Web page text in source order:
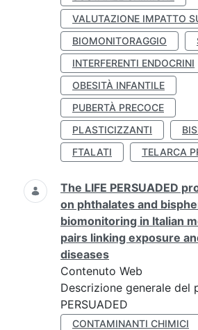
VALUTAZIONE IMPATTO
BIOMONITORAGGIO
INTERFERENTI ENDOCRINI
OBESITÀ INFANTILE
PUBERTÀ PRECOCE
PLASTICIZZANTI
FTALATI
TELARCA
The LIFE PERSUADED
on phthalates and
biomonitoring in Italian
pairs linking exposure
diseases
Contenuto Web
Descrizione generale del
PERSUADED
CONTAMINANTI CHIMICI